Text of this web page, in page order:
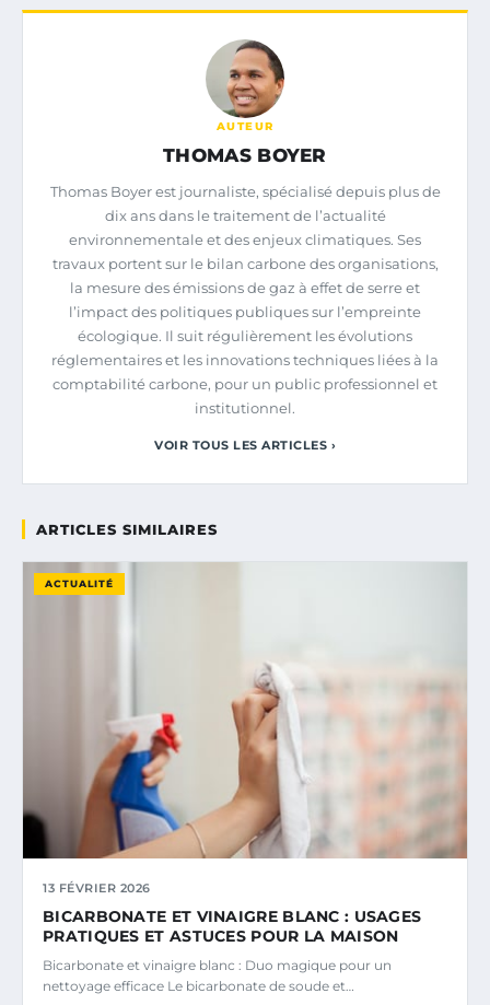
AUTEUR
THOMAS BOYER
Thomas Boyer est journaliste, spécialisé depuis plus de
dix ans dans le traitement de l’actualité
environnementale et des enjeux climatiques. Ses
travaux portent sur le bilan carbone des organisations,
la mesure des émissions de gaz à effet de serre et
l’impact des politiques publiques sur l’empreinte
écologique. Il suit régulièrement les évolutions
réglementaires et les innovations techniques liées à la
comptabilité carbone, pour un public professionnel et
institutionnel.
VOIR TOUS LES ARTICLES ›
ARTICLES SIMILAIRES
ACTUALITÉ
13 FÉVRIER 2026
BICARBONATE ET VINAIGRE BLANC : USAGES
PRATIQUES ET ASTUCES POUR LA MAISON
Bicarbonate et vinaigre blanc : Duo magique pour un
nettoyage efficace Le bicarbonate de soude et…